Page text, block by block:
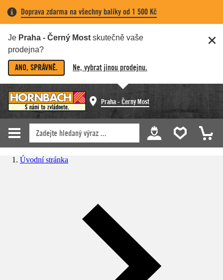
Doprava zdarma na všechny balíky od 1 500 Kč
Je Praha - Černý Most skutečně vaše
prodejna?
ANO, SPRÁVNĚ. Ne, vybrat jinou prodejnu.
Praha - Černý Most
Úvodní stránka